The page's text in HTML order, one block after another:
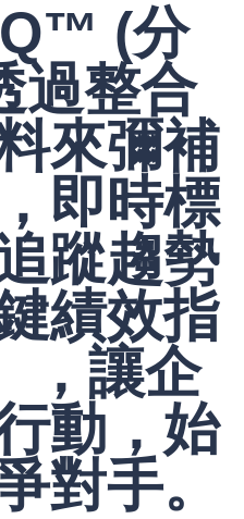
(分
過整合
來彌補
即時標
蹤趨勢
績效指
，讓企
動，始
對手。